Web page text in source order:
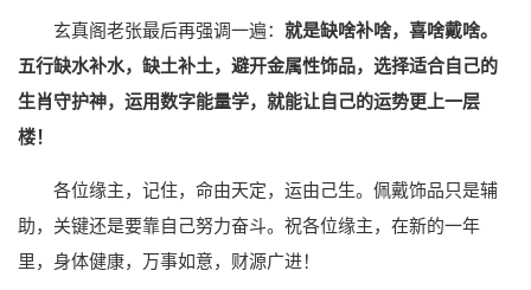
玄真阁老张最后再强调一遍： 就是缺啥补啥，喜啥戴啥。
五行缺水补水，缺土补土，避开金属性饰品，选择适合自己的
生肖守护神，运用数字能量学，就能让自己的运势更上一层
楼！
各位缘主，记住，命由天定，运由己生。佩戴饰品只是辅
助，关键还是要靠自己努力奋斗。祝各位缘主，在新的一年
里，身体健康，万事如意，财源广进！